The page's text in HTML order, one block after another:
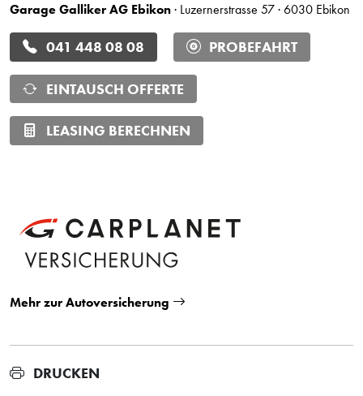
Garage Galliker AG Ebikon· Luzernerstrasse 57 · 6030 Ebikon
041 448 08 08 PROBEFAHRT
EINTAUSCH OFFERTE
LEASING BERECHNEN
Mehr zur Autoversicherung
DRUCKEN